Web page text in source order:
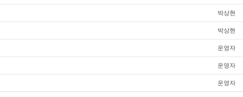
박상현
박상현
운영자
운영자
운영자